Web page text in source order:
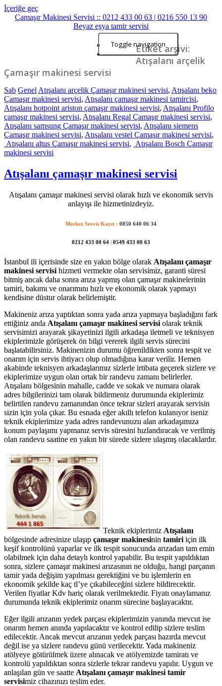
İçeriğe geç
Çamaşır Makinesi Servisi :: 0212 433 00 63 | 0216 550 13 90
Beyaz eşya tamir servisi
Toggle navigation
Başlangıç
İletişim
Etiket arşivi:
Atışalanı arçelik
Çamaşır makinesi servisi
Sab Genel Atışalanı arçelik Çamaşır makinesi servisi, Atışalanı beko
Çamaşır makinesi servisi, Atışalanı çamaşır makinesi tamircisi,
Atışalanı hotpoint ariston çamaşır makinesi servisi, Atışalanı Profilo
çamaşır makinesi servisi, Atışalanı Regal Çamaşır makinesi servisi,
Atışalanı samsung Çamaşır makinesi servisi, Atışalanı siemens
Çamaşır makinesi servisi, Atışalanı vestel Çamaşır makinesi servisi,
Atışalanı altus Çamaşır makinesi servisi, Atışalanı Bosch Çamaşır
makinesi servisi
Atışalanı çamaşır makinesi servisi
Atışalanı çamaşır makinesi servisi olarak hızlı ve ekonomik servis
anlayışı ile hizmetinizdeyiz.
Merkez Servis Kayıt : 0850 640 06 34
0212 433 00 64 | 0549 433 00 63
İstanbul ili içerisinde size en yakın bölge olarak Atışalanı çamaşır
makinesi servisi hizmeti vermekte olan servisimiz, garanti süresi
bitmiş ancak daha sonra arıza yapmış olan çamaşır makinelerinin
tamiri, bakımı ve onarımını hızlı ve ekonomik olarak yapmayı
kendisine düstur olarak belirlemiştir.
Makineniz arıza yaptıktan sonra yada arıza yapmaya başladığını fark
ettiğiniz anda Atışalanı çamaşır makinesi servisi olarak teknik
servisimizi arayarak şikayetinizi ilgili arkadaşa iletmeli ve teknisyen
ekiplerimizle görüşerek ön bilgi vererek ilgili servis sürecini
başlatabilirsiniz. Makinenizin durumu öğrenildikten sonra tespit ve
onarım için servis ihtiyacı olup olmadığına karar verilir. Hemen
akabinde teknisyen arkadaşlarımız sizlerle irtibata geçerek sizlere ve
ekiplerimize uygun olan ortak bir randevu zamanı belirlerler.
Atışalanı bölgesinin mahalle, cadde ve sokak ve numara olarak
adres bilgilerinizi tam olarak bildirmeniz durumunda ekiplerimiz
belirtilen randevu zamanından önce tekrar sizleri arayarak servisin
sizin için yola çıkar. Bu esnada eğer akıllı telefon kulanıyor iseniz
teknik ekiplerimize yada adres randevunuzu alan arkadaşımıza
konum paylaşımı yapmanız servis süresini hızlandıracak ve verilmiş
olan randevu saatine en yakın bir sürede sizlere ulaşmış olacaklardır.
Teknik ekiplerimiz Atışalanı
bölgesinde adresinize ulaşıp çamaşır makinesinin tamiri için ilk
keşif kontrolünü yaparlar ve ilk tespit sonucunda arızadan tam emin
olabilmek için daha detaylı kontrol yapabilir. Bu tespit yapıldıktan
sonra, sizlere çamaşır makinesi arızasının ne olduğu, hangi parçanın
tamir yada değişim yapılması gerektiğini ve bu işlemlerin en
ekonomik şekilde kaç tl’ye çıkabileceğini sizlere bildirecektir.
Verilen fiyatlar Kdv hariç olarak verilmektedir. Fiyatı onaylamanız
durumunda teknik ekiplerimiz onarım sürecine başlayacaktır.
Eğer ilgili arızanın yedek parçası ekiplerimizin yanında mevcut ise
onarım hemen anında yapılacaktır ve kontrol edilip sizlere teslim
edilecektir. Ancak mevcut arızanın yedek parçası hazırda mevcut
değil ise ya sizlere randevu günü verilecektir. Yada makineniz
atölyeye götürülmek üzere alınacak ve atölyemizde tamiratı ve
kontrolü yapıldıktan sonra sizlerle tekrar randevu yapılır. Uygun ve
anlaşılan gün ve saatte Atışalanı çamaşır makinesi tamir
servisimiz cihazınızı teslim eder.